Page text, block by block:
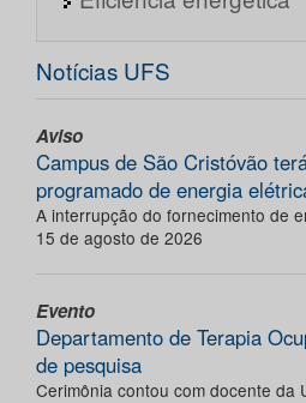
Notícias UFS
Aviso
Campus de São Cristóvão
programado de energia
A interrupção do fornecimento de
15 de agosto de 2026
Evento
Departamento de Terapia
de pesquisa
Cerimônia contou com docente da